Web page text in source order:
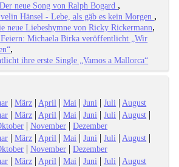
neue Song von Ralph Bogard
Hänsel - Lebe, als gäb es kein Morgen
neue Liebeshymne von Ricky Rickermann
Michaela Birka veröffentlicht „Wir
ihre erste Single „Vamos a Mallorca“
|März | April |Mai |Juni |Juli | August
|März | April |Mai |Juni |Juli | August |
|November |Dezember
|März | April |Mai |Juni |Juli | August |
|November |Dezember
|März | April |Mai |Juni |Juli | August